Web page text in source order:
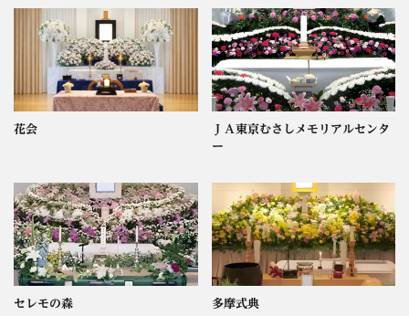
花会
ＪＡ東京むさしメモリアルセンタ
ー
セレモの森 多摩式典